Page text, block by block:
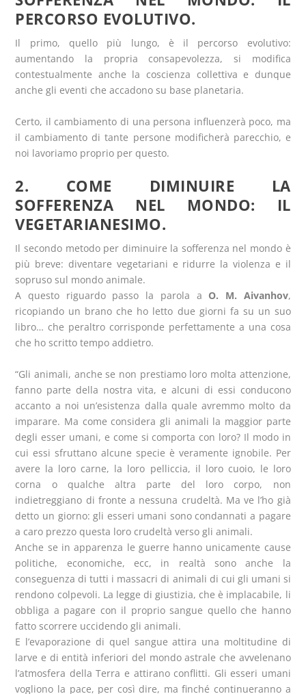
PERCORSO EVOLUTIVO.
Il primo, quello più lungo, è il percorso evolutivo:
aumentando la propria consapevolezza, si modifica
contestualmente anche la coscienza collettiva e dunque
anche gli eventi che accadono su base planetaria.
Certo, il cambiamento di una persona influenzerà poco, ma
il cambiamento di tante persone modificherà parecchio, e
noi lavoriamo proprio per questo.
2. COME DIMINUIRE LA
SOFFERENZA NEL MONDO: IL
VEGETARIANESIMO.
Il secondo metodo per diminuire la sofferenza nel mondo è
più breve: diventare vegetariani e ridurre la violenza e il
sopruso sul mondo animale.
A questo riguardo passo la parola a O. M. Aivanhov,
ricopiando un brano che ho letto due giorni fa su un suo
libro… che peraltro corrisponde perfettamente a una cosa
che ho scritto tempo addietro.
“Gli animali, anche se non prestiamo loro molta attenzione,
fanno parte della nostra vita, e alcuni di essi conducono
accanto a noi un’esistenza dalla quale avremmo molto da
imparare. Ma come considera gli animali la maggior parte
degli esser umani, e come si comporta con loro? Il modo in
cui essi sfruttano alcune specie è veramente ignobile. Per
avere la loro carne, la loro pelliccia, il loro cuoio, le loro
corna o qualche altra parte del loro corpo, non
indietreggiano di fronte a nessuna crudeltà. Ma ve l’ho già
detto un giorno: gli esseri umani sono condannati a pagare
a caro prezzo questa loro crudeltà verso gli animali.
Anche se in apparenza le guerre hanno unicamente cause
politiche, economiche, ecc, in realtà sono anche la
conseguenza di tutti i massacri di animali di cui gli umani si
rendono colpevoli. La legge di giustizia, che è implacabile, li
obbliga a pagare con il proprio sangue quello che hanno
fatto scorrere uccidendo gli animali.
E l’evaporazione di quel sangue attira una moltitudine di
larve e di entità inferiori del mondo astrale che avvelenano
l’atmosfera della Terra e attirano conflitti. Gli esseri umani
vogliono la pace, per così dire, ma finché continueranno a